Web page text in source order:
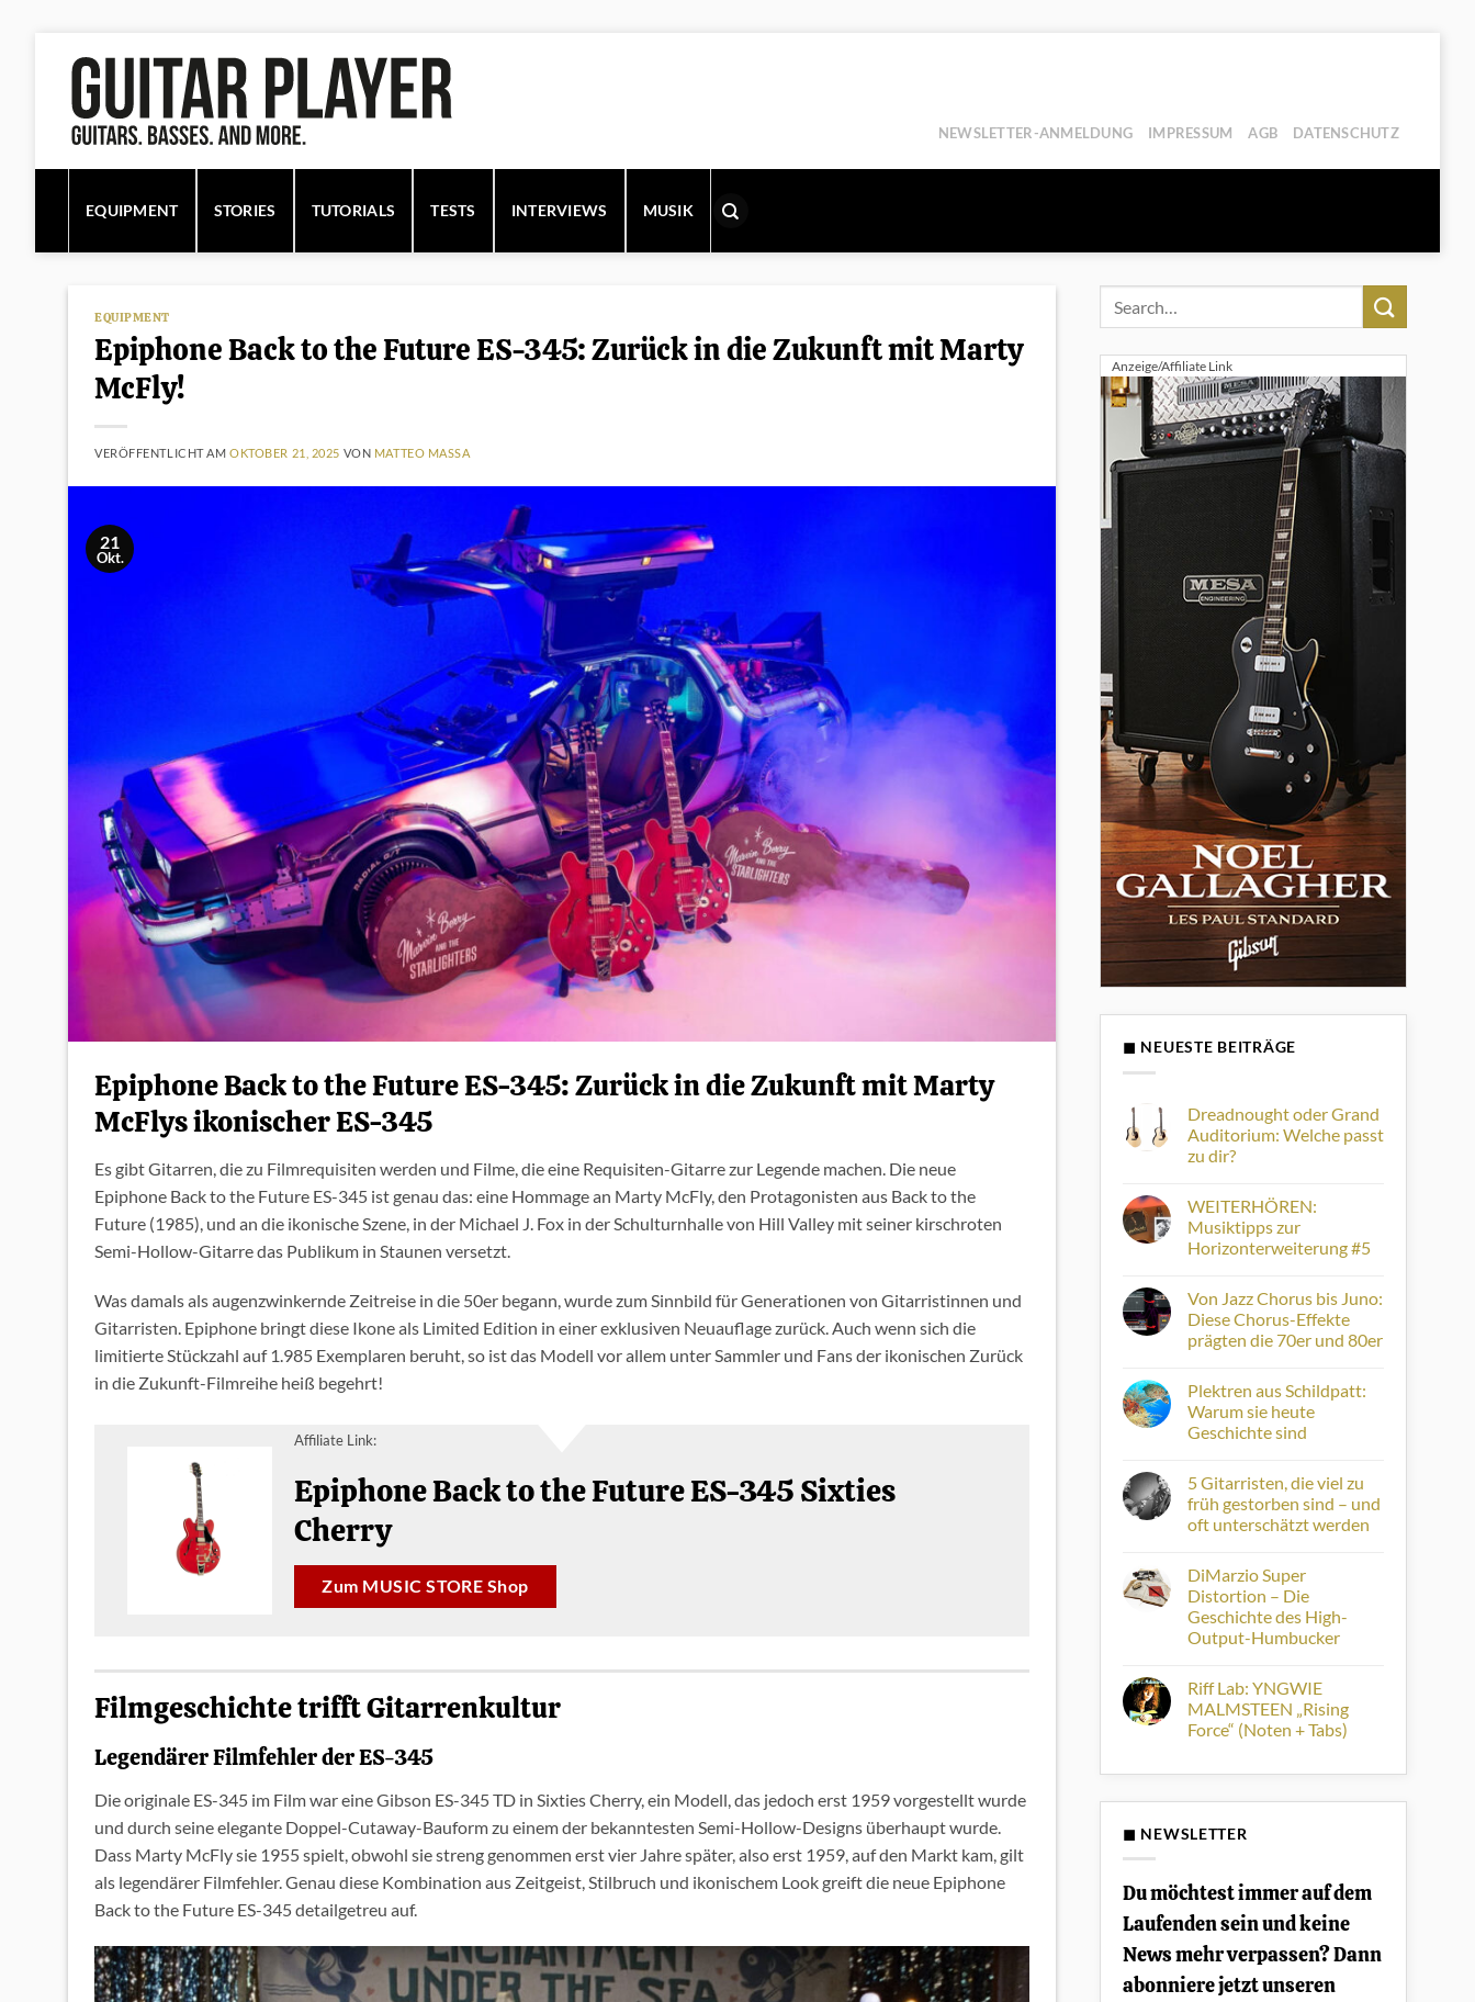
Inhalt
springen
NEWSLETTER-ANMELDUNG IMPRESSUM AGB DATENSCHUTZ
EQUIPMENT STORIES TUTORIALS TESTS INTERVIEWS MUSIK
EQUIPMENT
Epiphone Back to the Future ES-345: Zurück in die Zukunft mit Marty
McFly!
VERÖFFENTLICHT AMOKTOBER 21, 2025 VON MATTEO MASSA
21
Okt.
Epiphone Back to the Future ES-345: Zurück in die Zukunft mit Marty
McFlys ikonischer ES-345
Es gibt Gitarren, die zu Filmrequisiten werden und Filme, die eine Requisiten-Gitarre zur Legende machen. Die neue
Epiphone Back to the Future ES-345 ist genau das: eine Hommage an Marty McFly, den Protagonisten aus Back to the
Future (1985), und an die ikonische Szene, in der Michael J. Fox in der Schulturnhalle von Hill Valley mit seiner kirschroten
Semi-Hollow-Gitarre das Publikum in Staunen versetzt.
Was damals als augenzwinkernde Zeitreise in die 50er begann, wurde zum Sinnbild für Generationen von Gitarristinnen und
Gitarristen. Epiphone bringt diese Ikone als Limited Edition in einer exklusiven Neuauflage zurück. Auch wenn sich die
limitierte Stückzahl auf 1.985 Exemplaren beruht, so ist das Modell vor allem unter Sammler und Fans der ikonischen Zurück
in die Zukunft-Filmreihe heiß begehrt!
Affiliate Link:
Epiphone Back to the Future ES-345 Sixties
Cherry
Zum MUSIC STORE Shop
Filmgeschichte trifft Gitarrenkultur
Legendärer Filmfehler der ES-345
Die originale ES-345 im Film war eine Gibson ES-345 TD in Sixties Cherry, ein Modell, das jedoch erst 1959 vorgestellt wurde
und durch seine elegante Doppel-Cutaway-Bauform zu einem der bekanntesten Semi-Hollow-Designs überhaupt wurde.
Dass Marty McFly sie 1955 spielt, obwohl sie streng genommen erst vier Jahre später, also erst 1959, auf den Markt kam, gilt
als legendärer Filmfehler. Genau diese Kombination aus Zeitgeist, Stilbruch und ikonischem Look greift die neue Epiphone
Back to the Future ES-345 detailgetreu auf.
Anzeige/Affiliate Link
◼ NEUESTE BEITRÄGE
Dreadnought oder Grand
Auditorium: Welche passt
zu dir?
zu
Dreadnought
oder
Grand
passt
zu
dir?
WEITERHÖREN:
Musiktipps zur
Horizonterweiterung #5
zu
WEITERHÖREN:
Musiktipps
zur
Horizonterweiterung
Von Jazz Chorus bis Juno:
Diese Chorus-Effekte
prägten die 70er und 80er
zu
Von
Jazz
Chorus
Diese
Chorus-
Effekte
prägten
die
80er
Plektren aus Schildpatt:
Warum sie heute
Geschichte sind
zu
Plektren
aus
Schildpatt:
heute
Geschichte
sind
5 Gitarristen, die viel zu
früh gestorben sind – und
oft unterschätzt werden
zu
5
Gitarristen,
die
viel
zu
sind
–
und
oft
DiMarzio Super
Distortion – Die
Geschichte des High-
Output-Humbucker
zu
DiMarzio
Super
Distortion
Geschichte
High-
Humbucker
Riff Lab: YNGWIE
MALMSTEEN „Rising
Force“ (Noten + Tabs)
zu
MALMSTEEN
+
◼ NEWSLETTER
Du möchtest immer auf dem
Laufenden sein und keine
News mehr verpassen? Dann
abonniere jetzt unseren